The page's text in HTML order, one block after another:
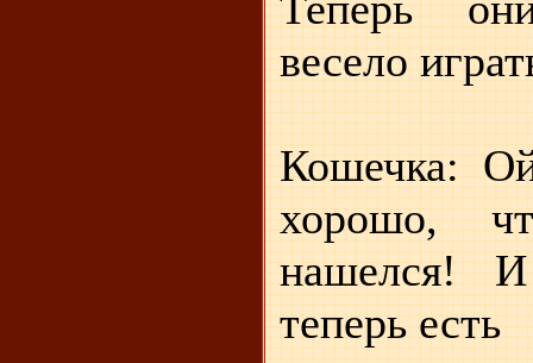
весело
Кошечка:
хорошо,
нашелся!
теперь есть